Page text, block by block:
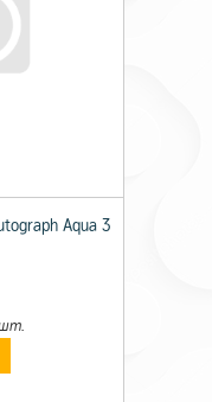
Aqua 3